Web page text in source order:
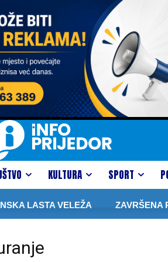
KULTURA SPORT
LASTA VELEŽA
ZAVRŠENA